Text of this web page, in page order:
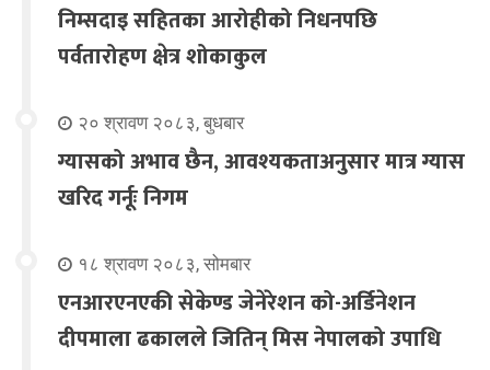
निम्सदाइ सहितका आरोहीको निधनपछि
पर्वतारोहण क्षेत्र शोकाकुल
२० श्रावण २०८३, बुधबार
ग्यासको अभाव छैन, आवश्यकताअनुसार मात्र ग्यास
खरिद गर्नूः निगम
१८ श्रावण २०८३, सोमबार
एनआरएनएकी सेकेण्ड जेनेरेशन को-अर्डिनेशन
दीपमाला ढकालले जितिन् मिस नेपालको उपाधि